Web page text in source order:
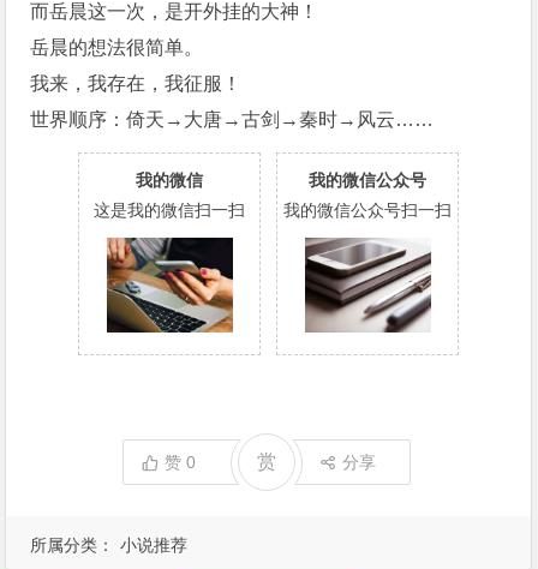
所属分类： 小说推荐
而岳晨这一次，是开外挂的大神！
岳晨的想法很简单。
我来，我存在，我征服！
世界顺序：倚天→大唐→古剑→秦时→风云……
我的微信
这是我的微信扫一扫
我的微信公众号
我的微信公众号扫一扫
赞0 赏 分享